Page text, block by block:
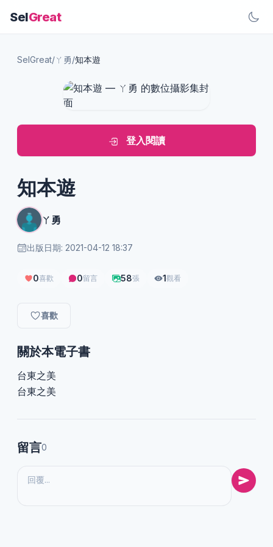
SelGreat
SelGreat/ㄚ勇/知本遊
登入閱讀
知本遊
ㄚ勇
出版日期: 2021-04-12 18:37
0喜歡 0留言 58張 1觀看
喜歡
關於本電子書
台東之美
台東之美
留言0